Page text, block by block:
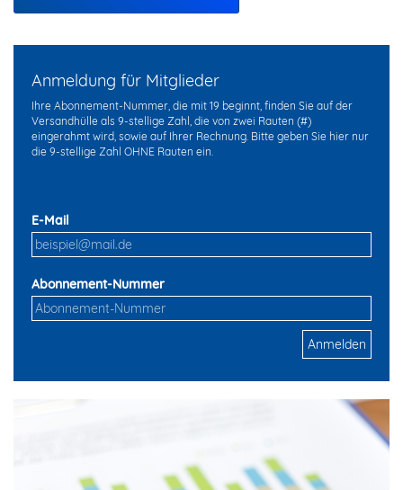
Anmeldung für Mitglieder
Ihre Abonnement-Nummer, die mit 19 beginnt, finden Sie auf der
Versandhülle als 9-stellige Zahl, die von zwei Rauten (#)
eingerahmt wird, sowie auf Ihrer Rechnung. Bitte geben Sie hier nur
die 9-stellige Zahl OHNE Rauten ein.
E-Mail
Abonnement-Nummer
Anmelden